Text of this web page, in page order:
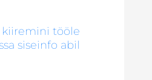
kiiremini tööle
siseinfo abil